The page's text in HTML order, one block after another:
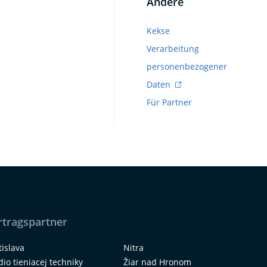
Kekse
Verarbeitung
personenbezogener
Daten
Für Partner
Nitra
tieniacej techniky
Žiar nad Hronom